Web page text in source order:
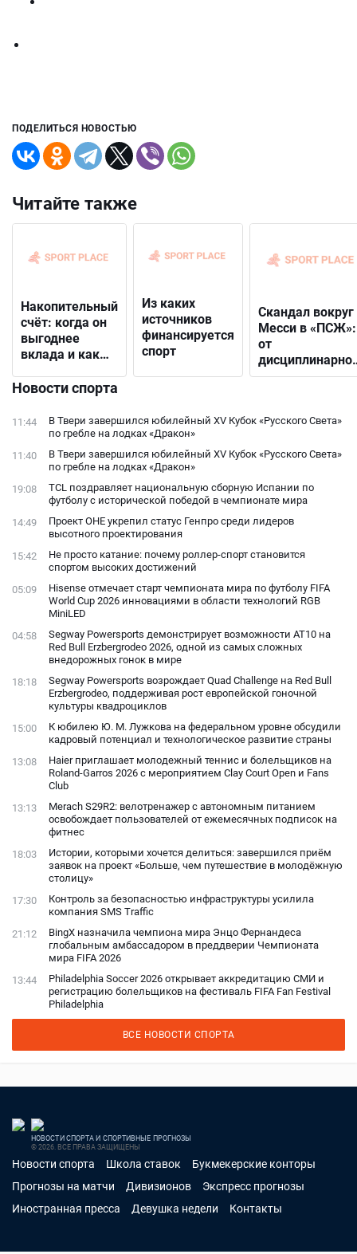
ПОДЕЛИТЬСЯ НОВОСТЬЮ
Читайте также
Накопительный
счёт: когда он
выгоднее
вклада и как
подходящий
Из каких
источников
финансируется
спорт
Скандал вокруг
Месси в «ПСЖ»:
от
решения до
фанатами
Новости спорта
11:44
В Твери завершился юбилейный XV Кубок «Русского Света»
по гребле на лодках «Дракон»
11:40
В Твери завершился юбилейный XV Кубок «Русского Света»
по гребле на лодках «Дракон»
19:08
TCL поздравляет национальную сборную Испании по
футболу с исторической победой в чемпионате мира
14:49
Проект ОНЕ укрепил статус Генпро среди лидеров
высотного проектирования
15:42
Не просто катание: почему роллер-спорт становится
спортом высоких достижений
05:09
Hisense отмечает старт чемпионата мира по футболу FIFA
World Cup 2026 инновациями в области технологий RGB
MiniLED
04:58
Segway Powersports демонстрирует возможности AT10 на
Red Bull Erzbergrodeo 2026, одной из самых сложных
внедорожных гонок в мире
18:18
Segway Powersports возрождает Quad Challenge на Red Bull
Erzbergrodeo, поддерживая рост европейской гоночной
культуры квадроциклов
15:00
К юбилею Ю. М. Лужкова на федеральном уровне обсудили
кадровый потенциал и технологическое развитие страны
13:08
Haier приглашает молодежный теннис и болельщиков на
Roland-Garros 2026 с мероприятием Clay Court Open и Fans
Club
13:13
Merach S29R2: велотренажер с автономным питанием
освобождает пользователей от ежемесячных подписок на
фитнес
18:03
Истории, которыми хочется делиться: завершился приём
заявок на проект «Больше, чем путешествие в молодёжную
столицу»
17:30
Контроль за безопасностью инфраструктуры усилила
компания SMS Traffic
21:12
BingX назначила чемпиона мира Энцо Фернандеса
глобальным амбассадором в преддверии Чемпионата
мира FIFA 2026
13:44
Philadelphia Soccer 2026 открывает аккредитацию СМИ и
регистрацию болельщиков на фестиваль FIFA Fan Festival
Philadelphia
ВСЕ НОВОСТИ СПОРТА
НОВОСТИ СПОРТА И СПОРТИВНЫЕ ПРОГНОЗЫ
© 2026. ВСЕ ПРАВА ЗАЩИЩЕНЫ
Новости спорта Школа ставок
Букмекерские конторы
Прогнозы на матчи
Дивизионов
Экспресс прогнозы
Иностранная пресса
Девушка недели Контакты